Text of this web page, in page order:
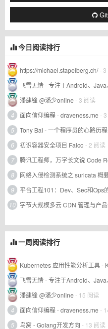
今日阅读排行
https://michael.stapelberg.ch/- 3
飞雪无情 - 专注于Android、
潘建锋 @潘少online - 3 阅读
4
面向信仰编程 - draveness.me -
5
Tony Bai - 一个程序员的心路历程
6
初识容器安全项目 Falco - 2 阅读
7
腾讯工程师，万字长文说 Code
8
网络入侵检测系统之 suricata 概
9
平台工程101：Dev、Sec和Ops
10 字节大规模多云 CDN 管理与产
一周阅读排行
Kubernetes 应用性能分析工具 -
飞雪无情 - 专注于Android、
潘建锋 @潘少online - 15 阅读
4
面向信仰编程 - draveness.me -
5
鸟窝 - Golang开发方向 - 13 阅读